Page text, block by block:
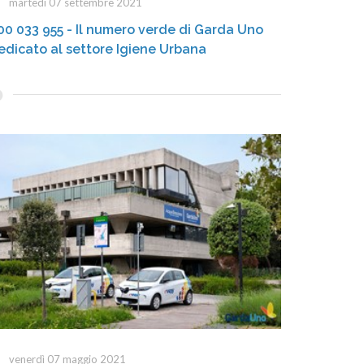
033 955 - Il numero verde di Garda Uno
al settore Igiene Urbana
venerdì 07 maggio 2021